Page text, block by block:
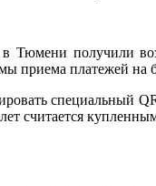
получили
приема платежей на
считается